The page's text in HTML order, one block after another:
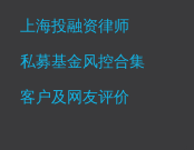
上海投融资律师
私募基金风控合集
客户及网友评价